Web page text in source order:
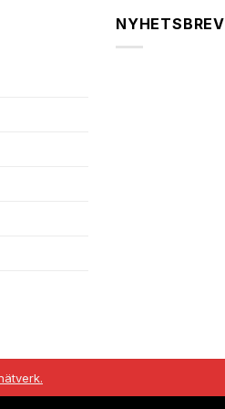
NYHETSBREV